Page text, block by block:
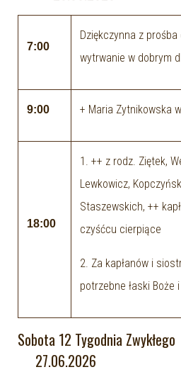
7:00
Dziękczynna z
wytrwanie w dobrym
9:00 + Maria Zytnikowska
18:00
1. ++ z rodz. Ziętek,
Lewkowicz,
Staszewskich, ++
czyśćcu cierpiące
2. Za kapłanów i
potrzebne łaski Boże
Sobota 12 Tygodnia
27.06.2026